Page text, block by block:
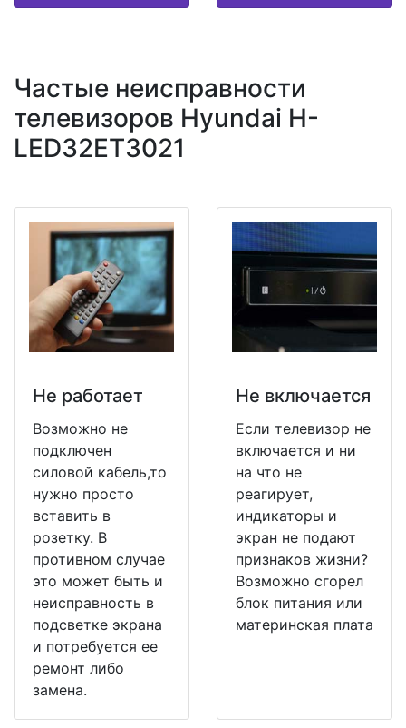
Частые неисправности
телевизоров Hyundai H-
LED32ET3021
Не работает
Возможно не
подключен
силовой кабель,то
нужно просто
вставить в
розетку. В
противном случае
это может быть и
неисправность в
подсветке экрана
и потребуется ее
ремонт либо
замена.
Не включается
Если телевизор не
включается и ни
на что не
реагирует,
индикаторы и
экран не подают
признаков жизни?
Возможно сгорел
блок питания или
материнская плата